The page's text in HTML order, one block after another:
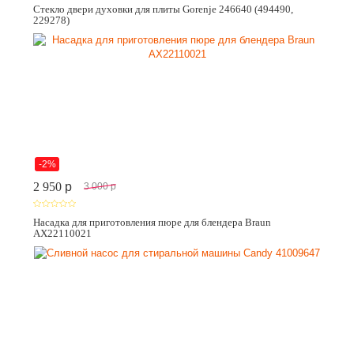
Стекло двери духовки для плиты Gorenje 246640 (494490,
229278)
-2%
2 950 p 3 000 p
Насадка для приготовления пюре для блендера Braun
AX22110021